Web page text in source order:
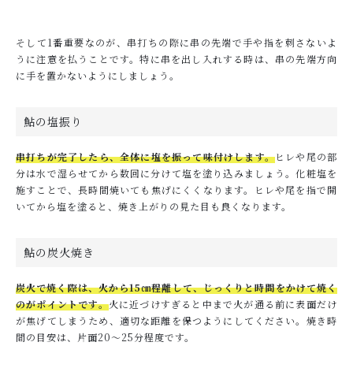
そして1番重要なのが、串打ちの際に串の先端で手や指を刺さないよ
うに注意を払うことです。特に串を出し入れする時は、串の先端方向
に手を置かないようにしましょう。
鮎の塩振り
串打ちが完了したら、全体に塩を振って味付けします。ヒレや尾の部
分は水で湿らせてから数回に分けて塩を塗り込みましょう。化粧塩を
施すことで、長時間焼いても焦げにくくなります。ヒレや尾を指で開
いてから塩を塗ると、焼き上がりの見た目も良くなります。
鮎の炭火焼き
炭火で焼く際は、火から15㎝程離して、じっくりと時間をかけて焼く
のがポイントです。火に近づけすぎると中まで火が通る前に表面だけ
が焦げてしまうため、適切な距離を保つようにしてください。焼き時
間の目安は、片面20～25分程度です。